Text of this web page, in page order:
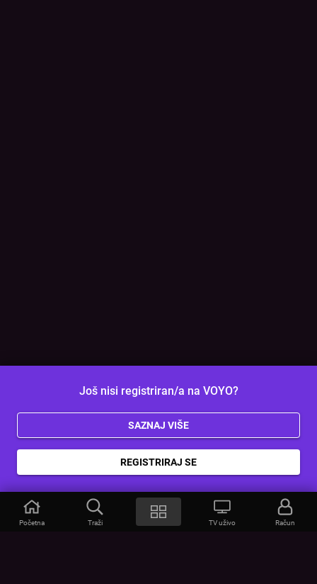
Početna Traži TV uživo Račun
Još nisi registriran/a na VOYO?
SAZNAJ VIŠE
REGISTRIRAJ SE